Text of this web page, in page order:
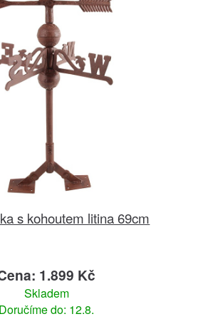
s kohoutem litina 69cm
1.899 Kč
Skladem
Doručíme do: 12.8.